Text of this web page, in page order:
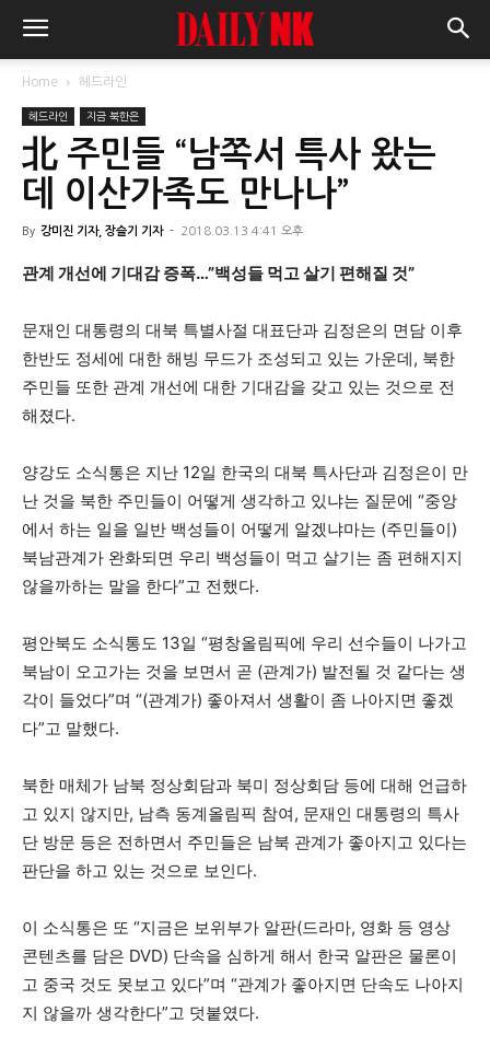
Home 헤드라인
헤드라인 지금 북한은
北 주민들 “남쪽서 특사 왔는
데 이산가족도 만나나”
By 강미진 기자, 장슬기 기자 - 2018.03.13 4:41 오후
관계 개선에 기대감 증폭…”백성들 먹고 살기 편해질 것”
문재인 대통령의 대북 특별사절 대표단과 김정은의 면담 이후
한반도 정세에 대한 해빙 무드가 조성되고 있는 가운데, 북한
주민들 또한 관계 개선에 대한 기대감을 갖고 있는 것으로 전
해졌다.
양강도 소식통은 지난 12일 한국의 대북 특사단과 김정은이 만
난 것을 북한 주민들이 어떻게 생각하고 있냐는 질문에 “중앙
에서 하는 일을 일반 백성들이 어떻게 알겠냐마는 (주민들이)
북남관계가 완화되면 우리 백성들이 먹고 살기는 좀 편해지지
않을까하는 말을 한다”고 전했다.
평안북도 소식통도 13일 “평창올림픽에 우리 선수들이 나가고
북남이 오고가는 것을 보면서 곧 (관계가) 발전될 것 같다는 생
각이 들었다”며 “(관계가) 좋아져서 생활이 좀 나아지면 좋겠
다”고 말했다.
북한 매체가 남북 정상회담과 북미 정상회담 등에 대해 언급하
고 있지 않지만, 남측 동계올림픽 참여, 문재인 대통령의 특사
단 방문 등은 전하면서 주민들은 남북 관계가 좋아지고 있다는
판단을 하고 있는 것으로 보인다.
이 소식통은 또 “지금은 보위부가 알판(드라마, 영화 등 영상
콘텐츠를 담은 DVD) 단속을 심하게 해서 한국 알판은 물론이
고 중국 것도 못보고 있다”며 “관계가 좋아지면 단속도 나아지
지 않을까 생각한다”고 덧붙였다.